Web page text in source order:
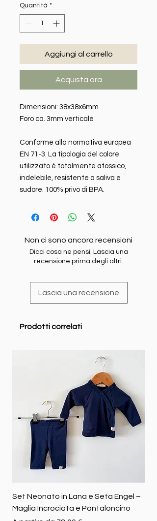
Quantità *
Aggiungi al carrello
Acquista ora
Dimensioni: 38x38x6mm
Foro ca. 3mm verticale
Conforme alla normativa europea
EN 71-3. La tipologia del colore
utilizzato è totalmente atossico,
indelebile, resistente a saliva e
sudore. 100% privo di BPA.
Non ci sono ancora recensioni
Dicci cosa ne pensi. Lascia una
recensione prima degli altri.
Lascia una recensione
Prodotti correlati
Set Neonato in Lana e Seta Engel –
Maglia Incrociata e Pantaloncino